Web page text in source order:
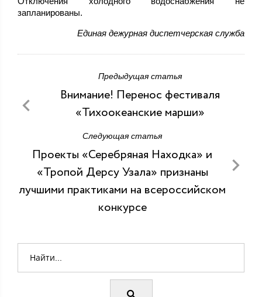
запланированы.
Единая дежурная диспетчерская служба
Предыдущая статья
Внимание! Перенос фестиваля
«Тихоокеанские марши»
Следующая статья
Проекты «Серебряная Находка» и
«Тропой Дерсу Узала» признаны
лучшими практиками на всероссийском
конкурсе